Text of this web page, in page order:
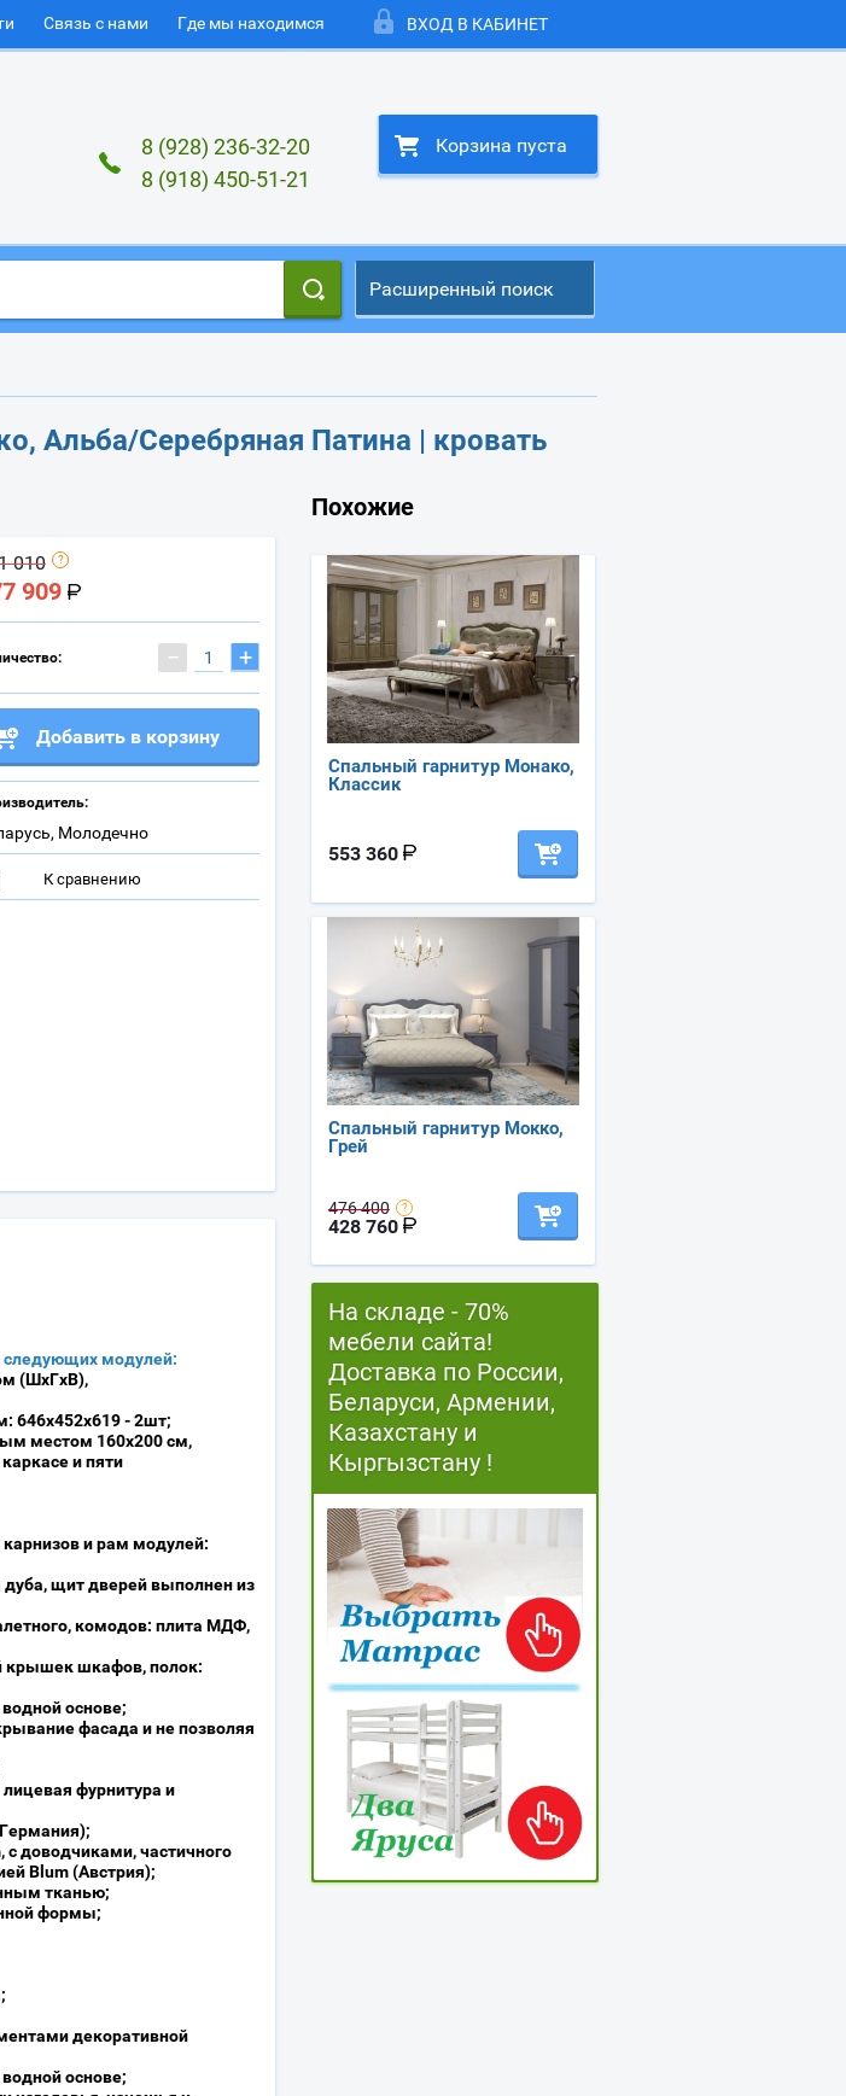
Связь с нами Где мы находимся ВХОД В КАБИНЕТ
8 (928) 236-32-20
8 (918) 450-51-21
Корзина пуста
Расширенный поиск
Альба/Серебряная Патина | кровать
010
909
− +
Добавить в корзину
Молодечно
К сравнению
следующих модулей:
(ШхГхВ),
646х452х619- 2шт;
местом 160х200 см,
и пяти
и рам модулей:
щит дверей выполнен из
комодов: плита МДФ,
крышек шкафов, полок:
основе;
фасада и не позволяя
фурнитура и
доводчиками, частичного
Blum (Австрия);
тканью;
формы;
декоративной
основе;
Похожие
Спальный гарнитур Монако,
Классик
553 360
Спальный гарнитур Мокко,
Грей
476 400
428 760
На складе - 70%
мебели сайта!
Доставка по России,
Беларуси, Армении,
Казахстану и
Кыргызстану !